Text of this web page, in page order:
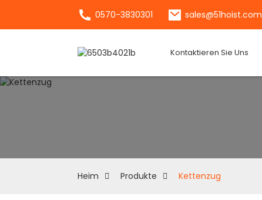
0570-3830301 sales@51hoist.com
Kontaktieren Sie Uns
Heim Produkte Kettenzug